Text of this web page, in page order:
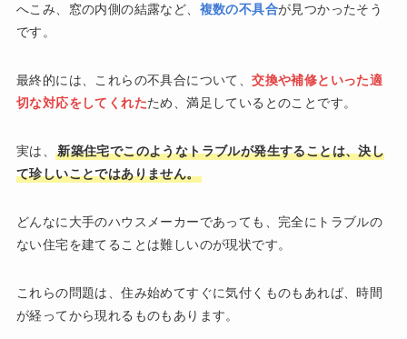
へこみ、窓の内側の結露など、 複数の不具合が見つかったそう
です。
最終的には、これらの不具合について、交換や補修といった適
切な対応をしてくれたため、満足しているとのことです。
実は、新築住宅でこのようなトラブルが発生することは、決し
て珍しいことではありません。
どんなに大手のハウスメーカーであっても、完全にトラブルの
ない住宅を建てることは難しいのが現状です。
これらの問題は、住み始めてすぐに気付くものもあれば、時間
が経ってから現れるものもあります。